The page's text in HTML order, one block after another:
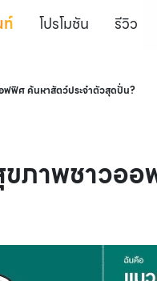
ท์ โปรโมชัน รีวิว
ฟฟิศ ค้นหาสัตว์ประจำตัวสุดปั่น?
ภาพชาวอ